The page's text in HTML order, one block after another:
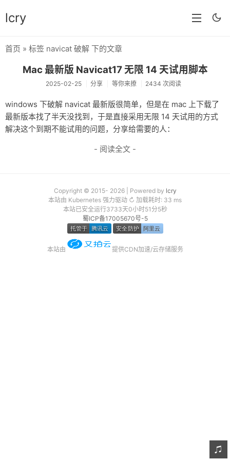
lcry
分类
分享
技术
归档
留言
友链
首页 » 标签 navicat 破解 下的文章
Mac 最新版 Navicat17 无限 14 天试用脚本
2025-02-25 分享 等你来撩 2434 次阅读
windows 下破解 navicat 最新版很简单，但是在 mac 上下载了
最新版本找了半天没找到，于是直接采用无限 14 天试用的方式
解决这个到期不能试用的问题，分享给需要的人：
- 阅读全文 -
Copyright © 2015- 2026 | Powered by lcry
本站由 Kubernetes 强力驱动 ↻ 加载耗时: 33 ms
本站已安全运行3733天0小时51分6秒
蜀ICP备17005670号-5
本站由 提供CDN加速/云存储服务